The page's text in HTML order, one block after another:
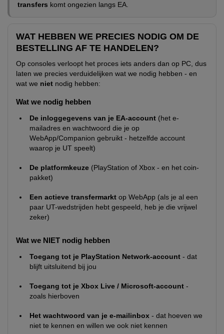
transfers komt ongezien langs EA.
WAT HEBBEN WE PRECIES NODIG OM DE
BESTELLING AF TE HANDELEN?
Op consoles verloopt het proces iets anders dan op PC, dus
laten we precies verduidelijken wat we nodig hebben - en
wat we niet nodig hebben:
Wat we nodig hebben
De inloggegevens van je EA-account (het e-
mailadres en wachtwoord die je op
WebApp/Companion gebruikt - hetzelfde account
waarop je UT speelt)
De platformkeuze (PlayStation of Xbox - en het coin-
pakket)
Een actieve transfermarkt op WebApp (als je al een
paar UT-wedstrijden hebt gespeeld, heb je die vrijwel
zeker)
Wat we NIET nodig hebben
Toegang tot je PlayStation Network-account - dat
blijft uitsluitend bij jou
Toegang tot je Xbox Live / Microsoft-account -
zoals hierboven
Het wachtwoord van je e-mailinbox - dat hoeven we
niet te kennen en willen we ook niet kennen